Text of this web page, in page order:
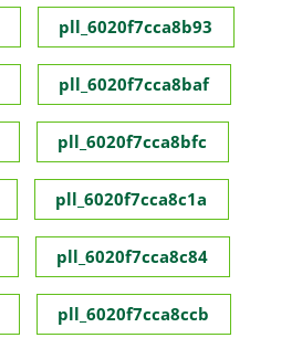
pll_6020f7cca8b93
pll_6020f7cca8baf
pll_6020f7cca8bfc
pll_6020f7cca8c1a
pll_6020f7cca8c84
pll_6020f7cca8ccb